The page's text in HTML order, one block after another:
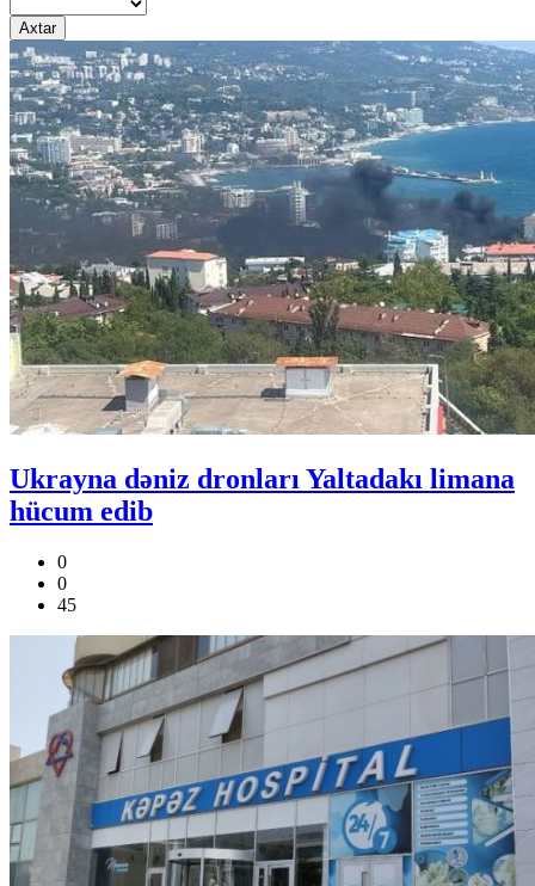
Axtar
Ukrayna dəniz dronları Yaltadakı limana
hücum edib
0
0
45